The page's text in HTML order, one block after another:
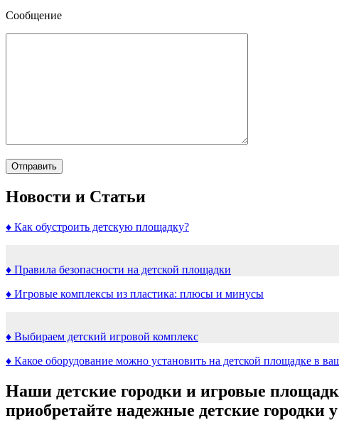
Сообщение
Новости и Статьи
♦ Как обустроить детскую площадку?
♦ Правила безопасности на детской площадки
♦ Игровые комплексы из пластика: плюсы и минусы
♦ Выбираем детский игровой комплекс
♦ Какое оборудование можно установить на детской площадке в
Наши детские городки и игровые
приобретайте надежные детские городки